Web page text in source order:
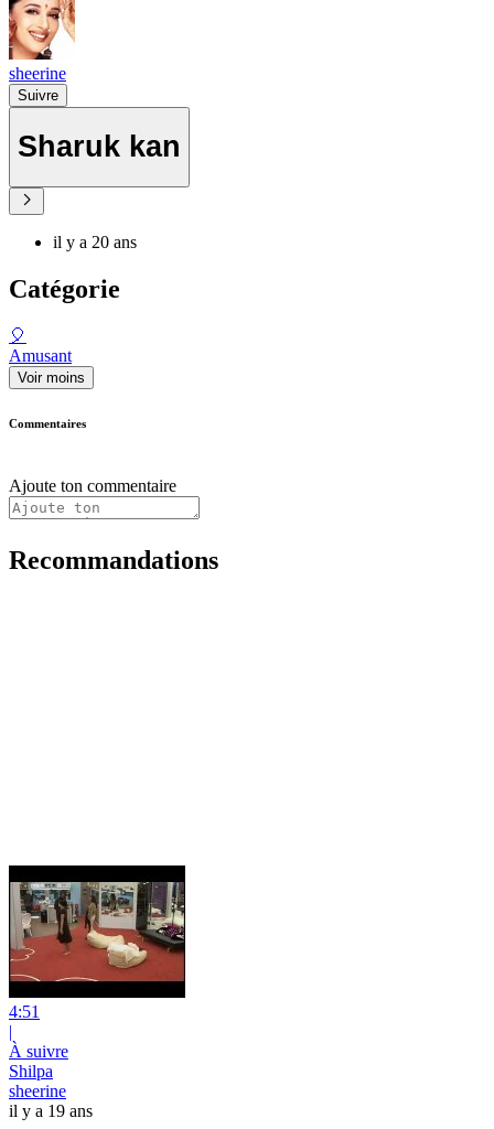
sheerine
Suivre
Sharuk kan
il y a 20 ans
Catégorie
🎈
Amusant
Voir moins
Commentaires
Ajoute ton commentaire
Recommandations
4:51
|
À suivre
Shilpa
sheerine
il y a 19 ans